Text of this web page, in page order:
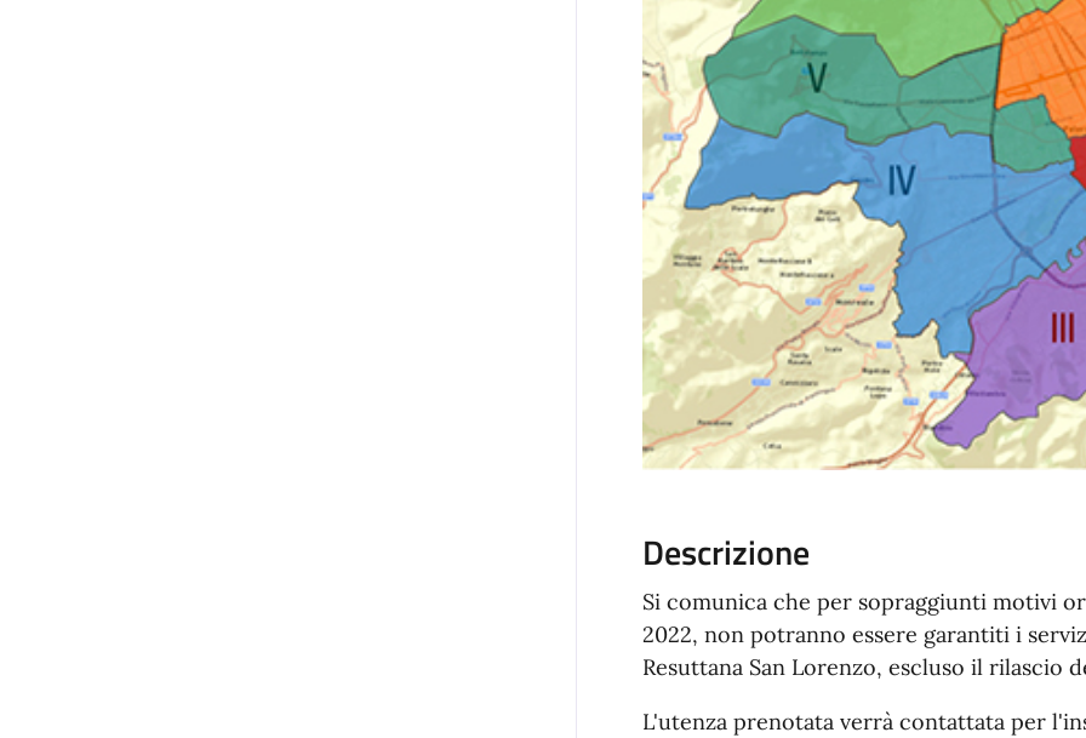
Descrizione
Si comunica che per sopraggiunti motivi
2022, non potranno essere garantiti i
Resuttana San Lorenzo, escluso il rilascio
L'utenza prenotata verrà contattata per